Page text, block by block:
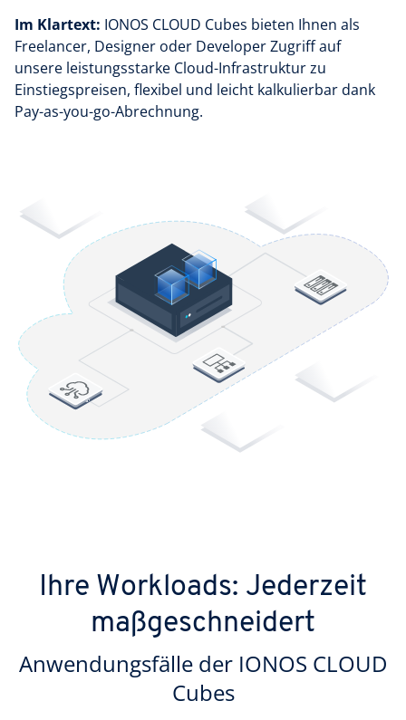
Im Klartext: IONOS CLOUD Cubes bieten Ihnen als
Freelancer, Designer oder Developer Zugriff auf
unsere leistungsstarke Cloud-Infrastruktur zu
Einstiegspreisen, flexibel und leicht kalkulierbar dank
Pay-as-you-go-Abrechnung.
Ihre Workloads: Jederzeit
maßgeschneidert
Anwendungsfälle der IONOS CLOUD
Cubes